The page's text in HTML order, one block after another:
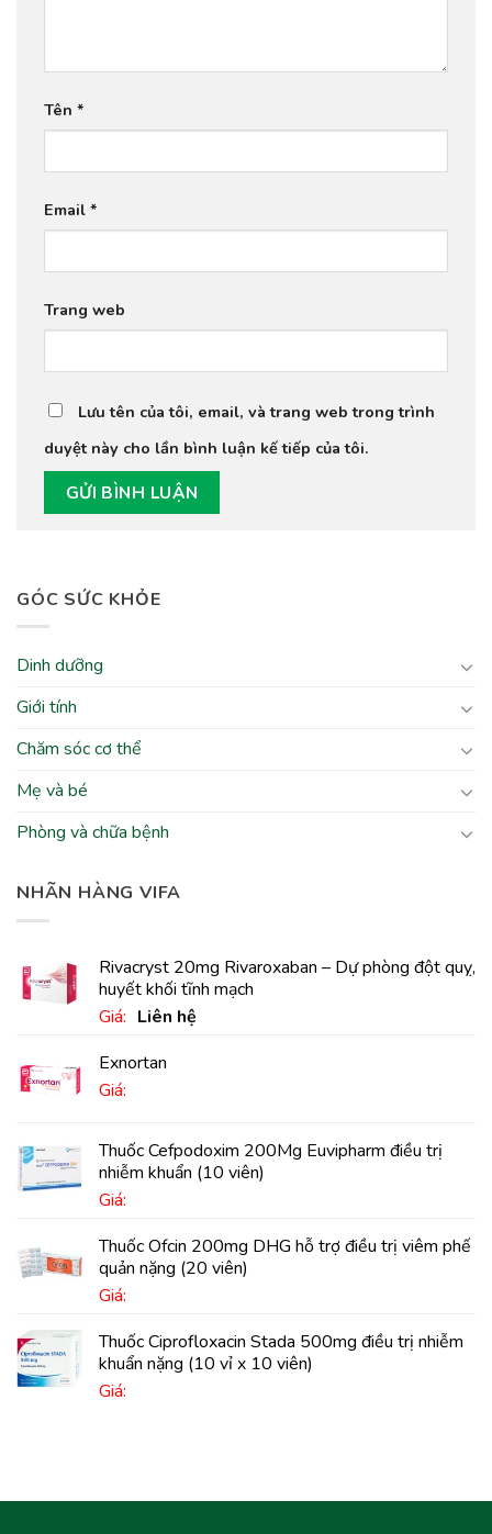
GÓC SỨC KHỎE
Dinh dưỡng
Giới tính
Chăm sóc cơ thể
Mẹ và bé
Phòng và chữa bệnh
NHÃN HÀNG VIFA
Rivacryst 20mg Rivaroxaban – Dự phòng đột quỵ,
huyết khối tĩnh mạch
Giá: Liên hệ
Exnortan
Giá:
Thuốc Cefpodoxim 200Mg Euvipharm điều trị
nhiễm khuẩn (10 viên)
Giá:
Thuốc Ofcin 200mg DHG hỗ trợ điều trị viêm phế
quản nặng (20 viên)
Giá:
Thuốc Ciprofloxacin Stada 500mg điều trị nhiễm
khuẩn nặng (10 vỉ x 10 viên)
Giá:
Tên *
Email *
Trang web
Lưu tên của tôi, email, và trang web trong trình
duyệt này cho lần bình luận kế tiếp của tôi.